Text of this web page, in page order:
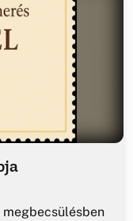
megbecsülésben